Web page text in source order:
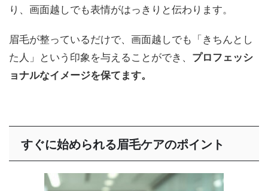
り、画面越しでも表情がはっきりと伝わります。
眉毛が整っているだけで、画面越しでも「きちんとし
た人」という印象を与えることができ、 プロフェッシ
ョナルなイメージを保てます。
すぐに始められる眉毛ケアのポイント